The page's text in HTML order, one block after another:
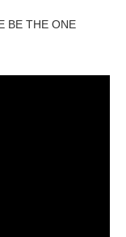
BE THE ONE